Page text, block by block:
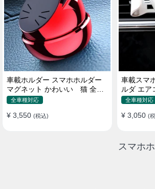
車載ホルダー スマホホルダー
マグネット かわいい 猫 全機
種 片手操作
全車種対応
¥ 3,550 (税込)
車載スマ
ルダ エア
付け 全機
全車種対応
¥ 3,050 (
スマホ